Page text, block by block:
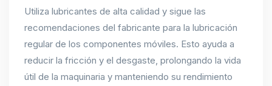
Utiliza lubricantes de alta calidad y sigue las
recomendaciones del fabricante para la lubricación
regular de los componentes móviles. Esto ayuda a
reducir la fricción y el desgaste, prolongando la vida
útil de la maquinaria y manteniendo su rendimiento